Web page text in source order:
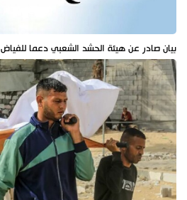
بيان صادر عن هيئة الحشد الشعبي دعما للفياض